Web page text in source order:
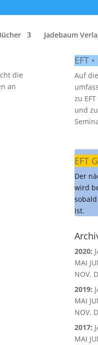
Jadebaum
die
an
EFT
Auf
zu
und
EFT
Der
wird
ist.
2020:
MAI
NOV.
2019:
MAI
NOV.
2017:
MAI